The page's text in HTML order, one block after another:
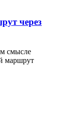
через
смысле
маршрут